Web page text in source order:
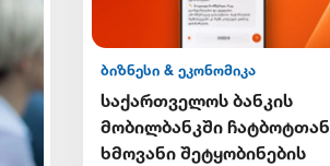
ბიზნესი & ეკონომიკა
საქართველოს ბანკის
გზავნილების გათამაშების
მეორე კვირის